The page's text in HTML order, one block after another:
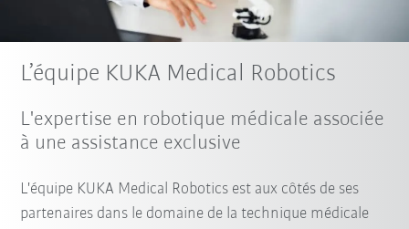
L’équipe KUKA Medical Robotics
L'expertise en robotique médicale associée
à une assistance exclusive
L'équipe KUKA Medical Robotics est aux côtés de ses
partenaires dans le domaine de la technique médicale